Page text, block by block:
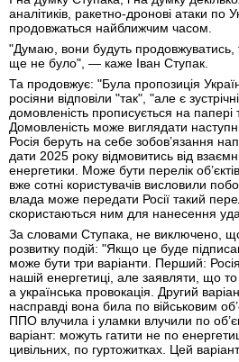
аналітиків, ракетно-дронові атаки по
продовжаться найближчим часом.
"Думаю, вони будуть
ще не було", — каже Іван Ступак.
Та продовжує: "Була пропозиція
росіяни відповіли "так", "але є
домовленість прописується на папері
Домовленість може виглядати
Росія беруть на себе зобов’язання
дати 2025 року відмовитись від
енергетики. Може бути перелік
вже сотні користувачів висловили
влада може передати Росії такий
скористаються ним для нанесення
За словами Ступака, не виключено,
розвитку подій: "Якщо це буде
може бути три варіанти. Перший:
нашій енергетиці, але заявляти, що то
а українська провокація. Другий
насправді вона била по військовим
ППО влучила і уламки влучили по
варіант: можуть гатити не по
цивільних, по гуртожитках. Цей